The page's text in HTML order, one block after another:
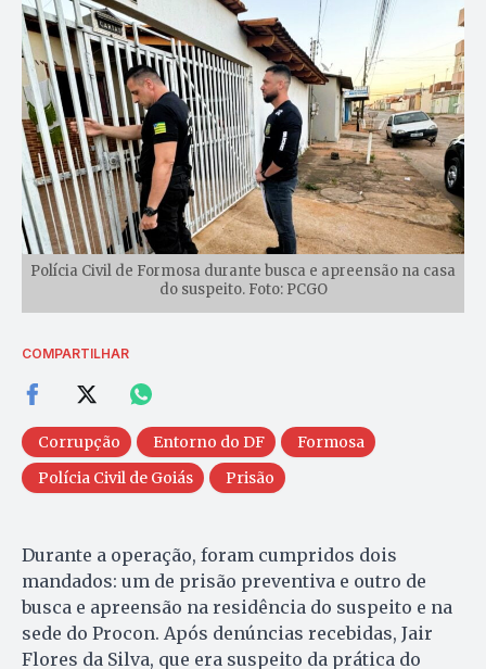
Polícia Civil de Formosa durante busca e apreensão na casa
do suspeito. Foto: PCGO
COMPARTILHAR
Corrupção Entorno do DF
Formosa
Polícia Civil de Goiás
Prisão
Durante a operação, foram cumpridos dois
mandados: um de prisão preventiva e outro de
busca e apreensão na residência do suspeito e na
sede do Procon. Após denúncias recebidas, Jair
Flores da Silva, que era suspeito da prática do